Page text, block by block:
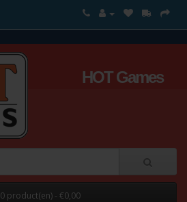
HOT Games
0 product(en) - €0,00